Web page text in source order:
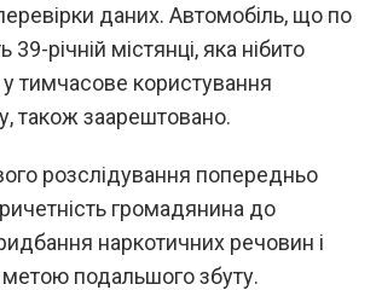
даних. Автомобіль, що по
річній містянці, яка нібито
тимчасове користування
також заарештовано.
розслідування попередньо
громадянина до
наркотичних речовин і
метою подальшого збуту.